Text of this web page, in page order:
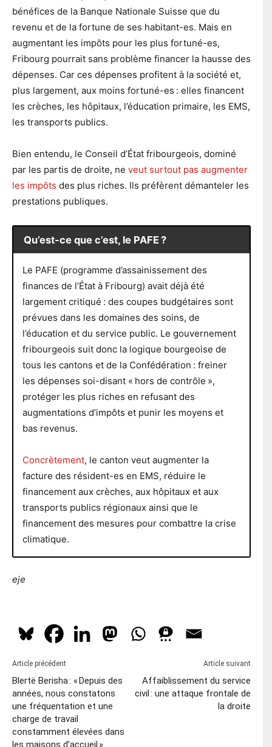
bénéfices de la Banque Nationale Suisse que du
revenu et de la fortune de ses habitant-es. Mais en
augmentant les impôts pour les plus fortuné-es,
Fribourg pourrait sans problème financer la hausse des
dépenses. Car ces dépenses profitent à la société et,
plus largement, aux moins fortuné-es : elles financent
les crèches, les hôpitaux, l’éducation primaire, les EMS,
les transports publics.
Bien entendu, le Conseil d’État fribourgeois, dominé
par les partis de droite, ne veut surtout pas augmenter
les impôts des plus riches. Ils préfèrent démanteler les
prestations publiques.
Qu’est-ce que c’est, le PAFE ?
Le PAFE (programme d’assainissement des
finances de l’État à Fribourg) avait déjà été
largement critiqué : des coupes budgétaires sont
prévues dans les domaines des soins, de
l’éducation et du service public. Le gouvernement
fribourgeois suit donc la logique bourgeoise de
tous les cantons et de la Confédération : freiner
les dépenses soi-disant « hors de contrôle »,
protéger les plus riches en refusant des
augmentations d’impôts et punir les moyens et
bas revenus.
Concrètement, le canton veut augmenter la
facture des résident-es en EMS, réduire le
financement aux crèches, aux hôpitaux et aux
transports publics régionaux ainsi que le
financement des mesures pour combattre la crise
climatique.
eje
Article précédent
Blertë Berisha : « Depuis des
années, nous constatons
une fréquentation et une
charge de travail
constamment élevées dans
les maisons d’accueil »
Article suivant
Affaiblissement du service
civil : une attaque frontale de
la droite